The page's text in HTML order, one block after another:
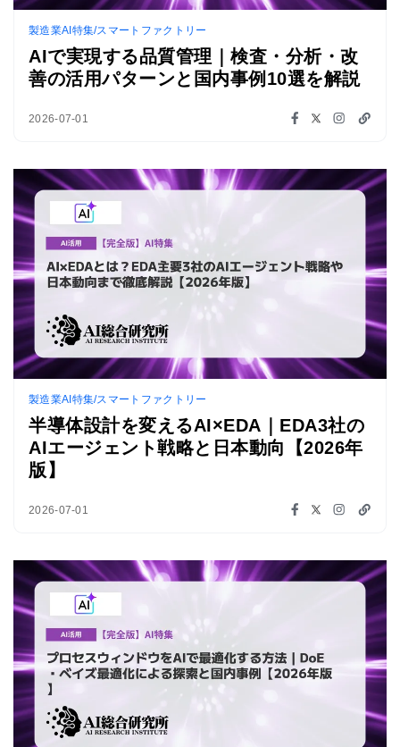
製造業AI特集/スマートファクトリー
AIで実現する品質管理｜検査・分析・改
善の活用パターンと国内事例10選を解説
2026-07-01
製造業AI特集/スマートファクトリー
半導体設計を変えるAI×EDA｜EDA3社の
AIエージェント戦略と日本動向【2026年
版】
2026-07-01